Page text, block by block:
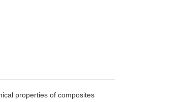
properties of composites